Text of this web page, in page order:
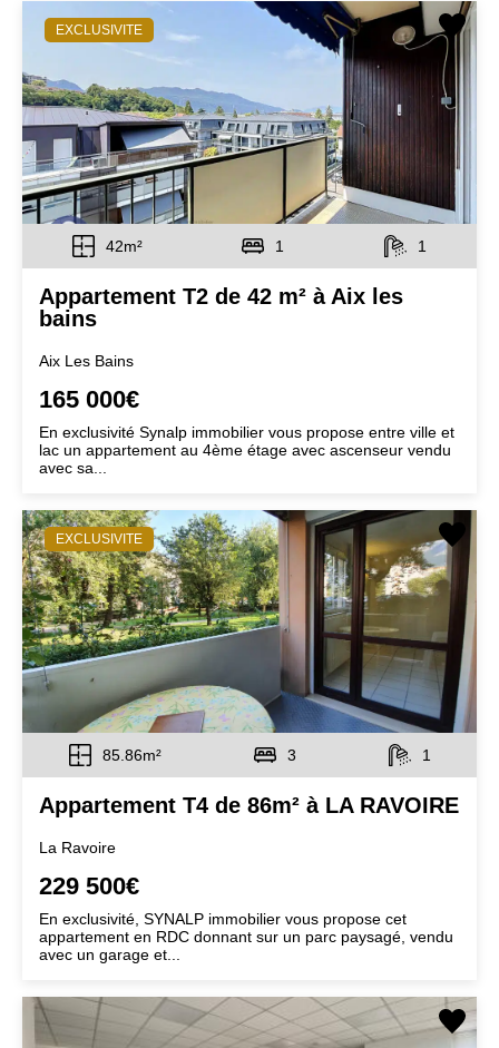
EXCLUSIVITE
42m² 1 1
Appartement T2 de 42 m² à Aix les
bains
Aix Les Bains
165 000€
En exclusivité Synalp immobilier vous propose entre ville et
lac un appartement au 4ème étage avec ascenseur vendu
avec sa...
EXCLUSIVITE
85.86m² 3 1
Appartement T4 de 86m² à LA RAVOIRE
La Ravoire
229 500€
En exclusivité, SYNALP immobilier vous propose cet
appartement en RDC donnant sur un parc paysagé, vendu
avec un garage et...